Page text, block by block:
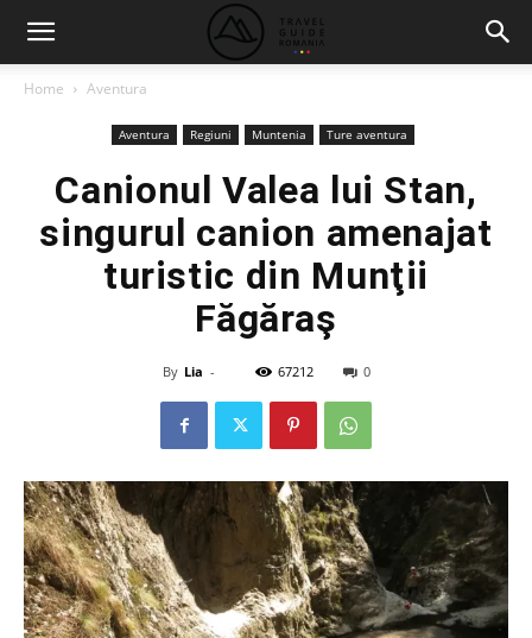
Home Aventura
Aventura Regiuni Muntenia Ture aventura
Canionul Valea lui Stan,
singurul canion amenajat
turistic din Munţii
Făgăraş
By Lia - 67212 0